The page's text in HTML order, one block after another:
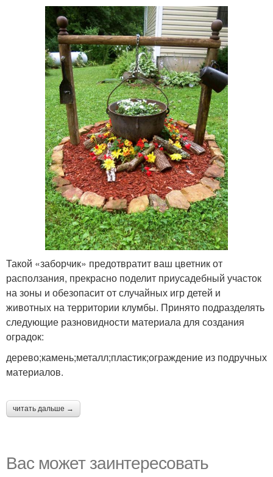
Такой «заборчик» предотвратит ваш цветник от
расползания, прекрасно поделит приусадебный участок
на зоны и обезопасит от случайных игр детей и
животных на территории клумбы. Принято подразделять
следующие разновидности материала для создания
оградок:
дерево;камень;металл;пластик;ограждение из подручных
материалов.
читать дальше →
Вас может заинтересовать